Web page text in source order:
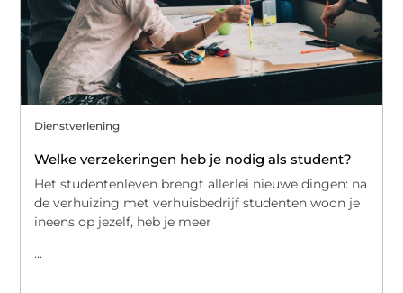
Dienstverlening
Welke verzekeringen heb je nodig als student?
Het studentenleven brengt allerlei nieuwe dingen: na
de verhuizing met verhuisbedrijf studenten woon je
ineens op jezelf, heb je meer
...